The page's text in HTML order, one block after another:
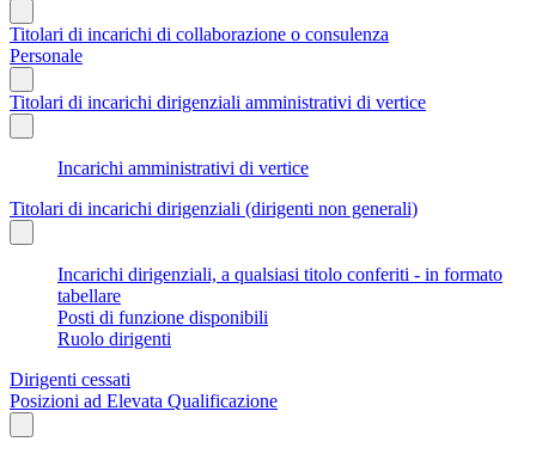
Titolari di incarichi di collaborazione o consulenza
Personale
Titolari di incarichi dirigenziali amministrativi di vertice
Incarichi amministrativi di vertice
Titolari di incarichi dirigenziali (dirigenti non generali)
Incarichi dirigenziali, a qualsiasi titolo conferiti - in formato
tabellare
Posti di funzione disponibili
Ruolo dirigenti
Dirigenti cessati
Posizioni ad Elevata Qualificazione